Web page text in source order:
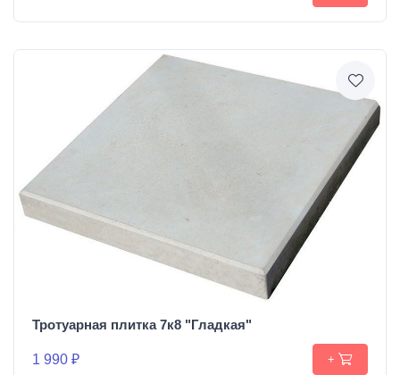
Тротуарная плитка 7к8 "Гладкая"
1 990 ₽ +